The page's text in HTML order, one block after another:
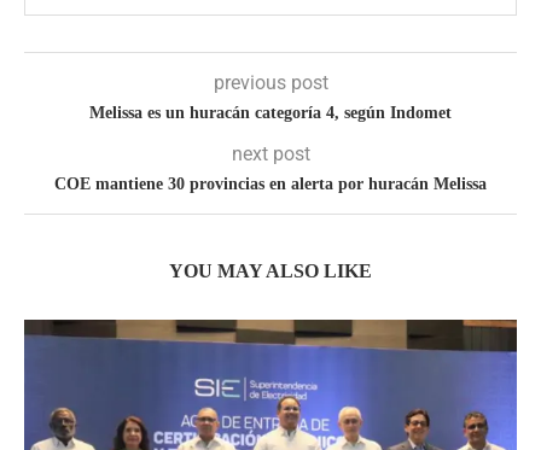
previous post
Melissa es un huracán categoría 4, según Indomet
next post
COE mantiene 30 provincias en alerta por huracán Melissa
YOU MAY ALSO LIKE